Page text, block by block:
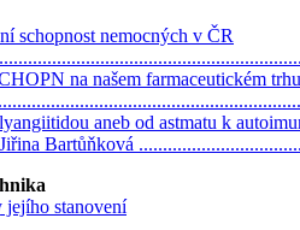
schopnost nemocných v ČR
na našem farmaceutickém trhu
aneb od astmatu k
Bartůňková
jejího stanovení